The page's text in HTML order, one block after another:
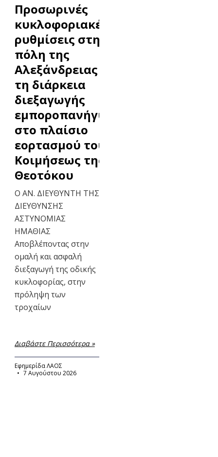
Προσωρινές
κυκλοφοριακές
ρυθμίσεις στην
πόλη της
Αλεξάνδρειας κατά
τη διάρκεια
διεξαγωγής
εμποροπανήγυρης,
στο πλαίσιο
εορτασμού του Ι.Ν.
Κοιμήσεως της
Θεοτόκου
Ο ΑΝ. ΔΙΕΥΘΥΝΤΗ ΤΗΣ
ΔΙΕΥΘΥΝΣΗΣ
ΑΣΤΥΝΟΜΙΑΣ
ΗΜΑΘΙΑΣ
Αποβλέποντας στην
ομαλή και ασφαλή
διεξαγωγή της οδικής
κυκλοφορίας, στην
πρόληψη των
τροχαίων
Διαβάστε Περισσότερα »
Εφημερίδα ΛΑΟΣ
7 Αυγούστου 2026